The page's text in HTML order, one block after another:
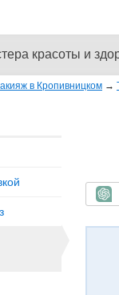
красоты и
в Кропивницком →